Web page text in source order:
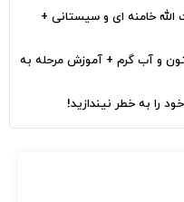
خامنه ای و سیستانی +
و آب گرم + آموزش مرحله به
به خطر نیندازید!